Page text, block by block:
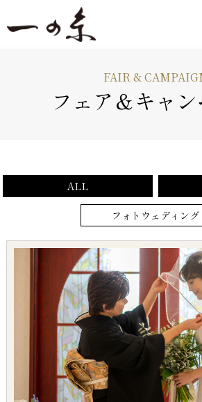
FAIR &
フェア＆キャ
ALL
フォトウェディング